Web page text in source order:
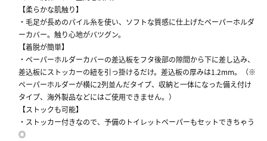
【柔らかな肌触り】
・毛足が長めのパイル糸を使い、ソフトな質感に仕上げたペーパーホルダ
ーカバー。触り心地がバツグン。
【着脱が簡単】
・ペーパーホルダーカバーの差込板をフタ後部の隙間から下に差し込み、
差込板にストッカーの紐を引っ掛けるだけ。差込板の厚みは1.2mm。（※
ペーパーホルダーが横に2列並んだタイプ、収納と一体になった備え付け
タイプ、海外製品などにはご使用できません。）
【ストックも可能】
・ストッカー付きなので、予備のトイレットペーパーもセットできちゃう
◎